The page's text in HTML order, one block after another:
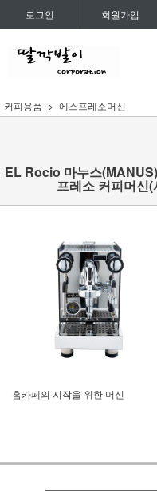
로그인 회원가입
커피용품 에스프레소머신
EL Rocio 마누스
프레소 커피머신
홈카페의 시작을 위한 머신